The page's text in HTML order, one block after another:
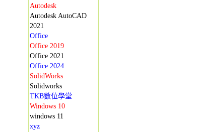
Autodesk
Autodesk AutoCAD
2021
Office
Office 2019
Office 2021
Office 2024
SolidWorks
Solidworks
TKB數位學堂
Windows 10
windows 11
xyz